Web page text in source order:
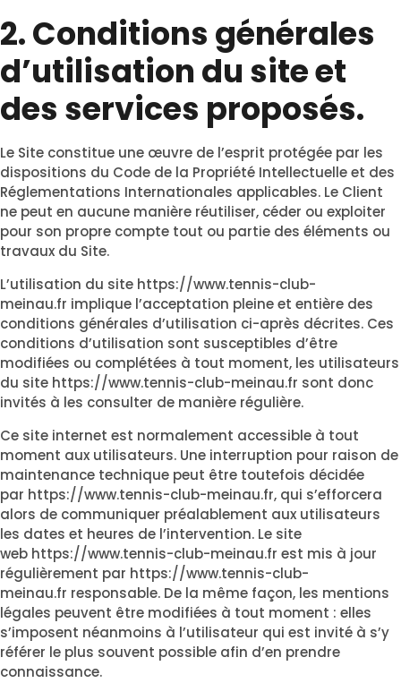
2. Conditions générales
d’utilisation du site et
des services proposés.
Le Site constitue une œuvre de l’esprit protégée par les
dispositions du Code de la Propriété Intellectuelle et des
Réglementations Internationales applicables. Le Client
ne peut en aucune manière réutiliser, céder ou exploiter
pour son propre compte tout ou partie des éléments ou
travaux du Site.
L’utilisation du site https://www.tennis-club-
meinau.fr implique l’acceptation pleine et entière des
conditions générales d’utilisation ci-après décrites. Ces
conditions d’utilisation sont susceptibles d’être
modifiées ou complétées à tout moment, les utilisateurs
du site https://www.tennis-club-meinau.fr sont donc
invités à les consulter de manière régulière.
Ce site internet est normalement accessible à tout
moment aux utilisateurs. Une interruption pour raison de
maintenance technique peut être toutefois décidée
par https://www.tennis-club-meinau.fr, qui s’efforcera
alors de communiquer préalablement aux utilisateurs
les dates et heures de l’intervention. Le site
web https://www.tennis-club-meinau.fr est mis à jour
régulièrement par https://www.tennis-club-
meinau.fr responsable. De la même façon, les mentions
légales peuvent être modifiées à tout moment : elles
s’imposent néanmoins à l’utilisateur qui est invité à s’y
référer le plus souvent possible afin d’en prendre
connaissance.